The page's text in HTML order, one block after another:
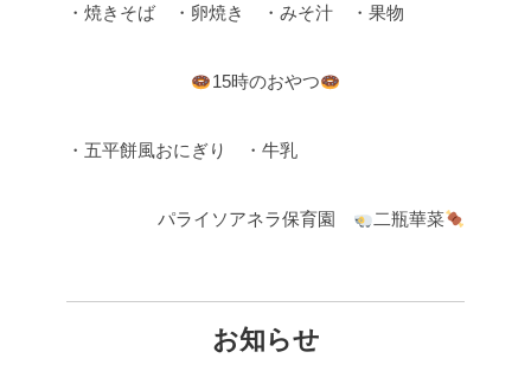
・焼きそば ・卵焼き ・みそ汁 ・果物
15時のおやつ
・五平餅風おにぎり ・牛乳
パライソアネラ保育園 二瓶華菜
お知らせ